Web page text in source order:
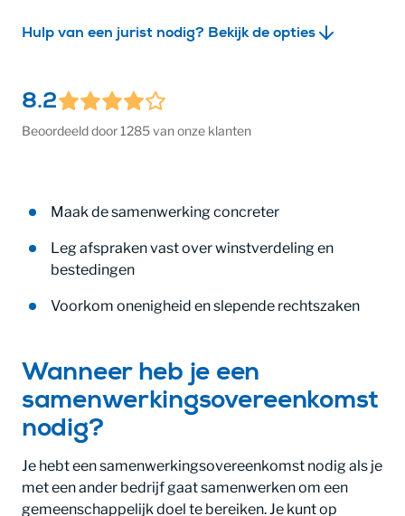
Hulp van een jurist nodig? Bekijk de opties
8.2
Beoordeeld door 1285 van onze klanten
Maak de samenwerking concreter
Leg afspraken vast over winstverdeling en
bestedingen
Voorkom onenigheid en slepende rechtszaken
Wanneer heb je een
samenwerkingsovereenkomst
nodig?
Je hebt een samenwerkingsovereenkomst nodig als je
met een ander bedrijf gaat samenwerken om een
gemeenschappelijk doel te bereiken. Je kunt op